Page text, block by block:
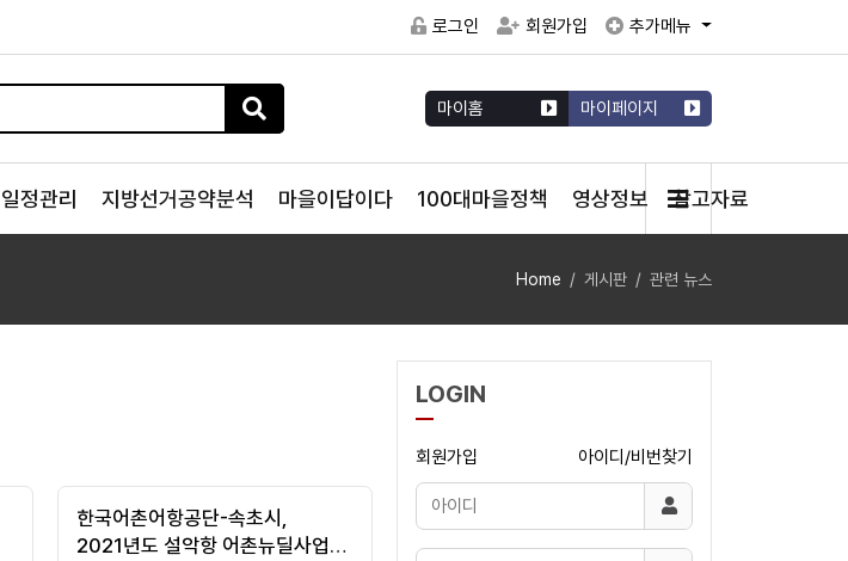
로그인 회원가입 추가메뉴
마이홈 마이페이지
일정관리 지방선거공약분석 마을이답이다 100대마을정책 영상정보 참고자료
Home 게시판 관련 뉴스
한국어촌어항공단-속초시,
2021년도 설악항 어촌뉴딜사업
LOGIN
회원가입 아이디/비번찾기